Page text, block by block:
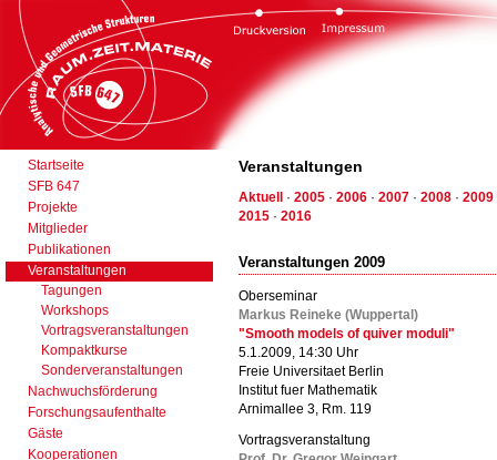
Startseite
SFB 647
Projekte
Mitglieder
Publikationen
Veranstaltungen
Tagungen
Workshops
Vortragsveranstaltungen
Kompaktkurse
Sonderveranstaltungen
Nachwuchsförderung
Forschungsaufenthalte
Gäste
Kooperationen
Veranstaltungen
Aktuell · 2005 · 2006 · 2007 · 2008 · 2009
2015 · 2016
Veranstaltungen 2009
Oberseminar
Markus Reineke (Wuppertal)
"Smooth models of quiver moduli"
5.1.2009, 14:30 Uhr
Freie Universitaet Berlin
Institut fuer Mathematik
Arnimallee 3, Rm. 119
Vortragsveranstaltung